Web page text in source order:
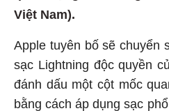
Việt Nam).
Apple tuyên bố sẽ chuyển
sạc Lightning độc quyền
đánh dấu một cột mốc
bằng cách áp dụng sạc